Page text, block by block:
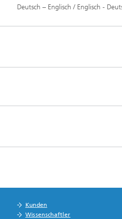
Deutsch – Englisch / Englisch -
Kunden
Wissenschaftler